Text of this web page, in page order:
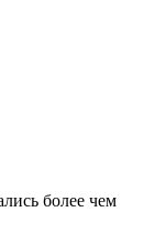
более чем